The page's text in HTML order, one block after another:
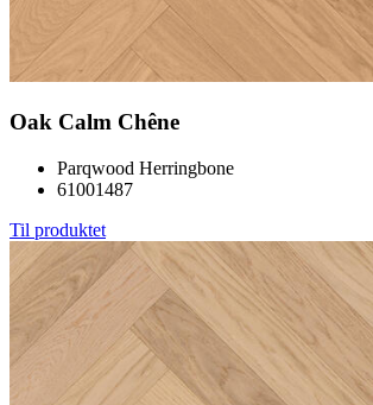
Oak Calm Chêne
Parqwood Herringbone
61001487
Til produktet